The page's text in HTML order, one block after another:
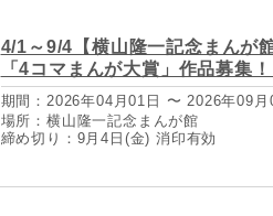
4/1～9/4【横山隆一記念まんが
「4コマまんが大賞」作品募集
期間：2026年04月01日 〜 2026年09月
場所：横山隆一記念まんが館
締め切り：9月4日(金) 消印有効